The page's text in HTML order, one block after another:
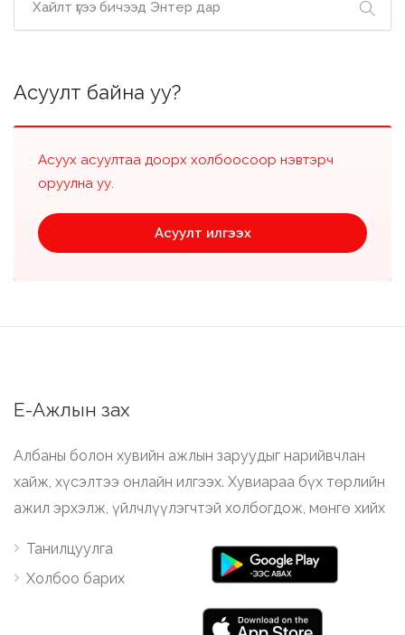
Асуулт байна уу?
Асуух асуултаа доорх холбоосоор нэвтэрч
оруулна уу.
Асуулт илгээх
Е-Ажлын зах
Албаны болон хувийн ажлын заруудыг нарийвчлан
хайж, хүсэлтээ онлайн илгээх. Хувиараа бүх төрлийн
ажил эрхэлж, үйлчлүүлэгчтэй холбогдож, мөнгө хийх
Танилцуулга
Холбоо барих